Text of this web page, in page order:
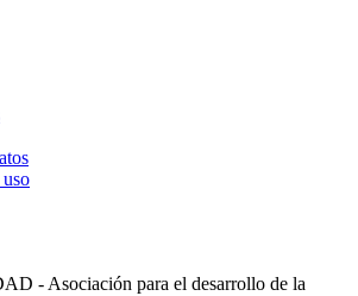
- Asociación para el desarrollo de la